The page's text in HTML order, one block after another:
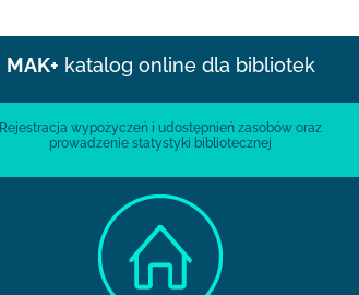
MAK+ katalog online dla bibliotek
Rejestracja wypożyczeń i udostępnień zasobów oraz
prowadzenie statystyki bibliotecznej